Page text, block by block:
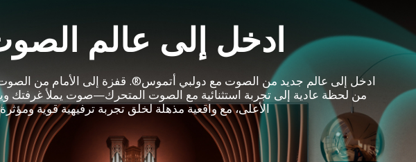
ادخل إلى عالم
ادخل إلى عالم جديد من الصوت مع دولبي أتموس®. قفزة إلى الأمام من
من لحظة عادية إلى تجربة استثنائية مع الصوت المتحرك—صوت يملأ غرفتك
الأعلى، مع واقعية مذهلة لخلق تجربة ترفيهية قوية